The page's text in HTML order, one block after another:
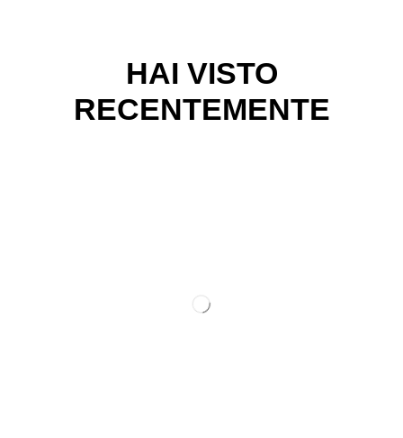
HAI VISTO
RECENTEMENTE